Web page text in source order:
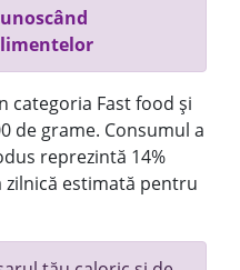
categoria Fast food și
de grame. Consumul a
reprezintă 14%
estimată pentru